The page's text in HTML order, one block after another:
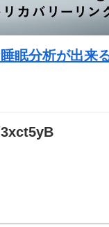
眠分析が出